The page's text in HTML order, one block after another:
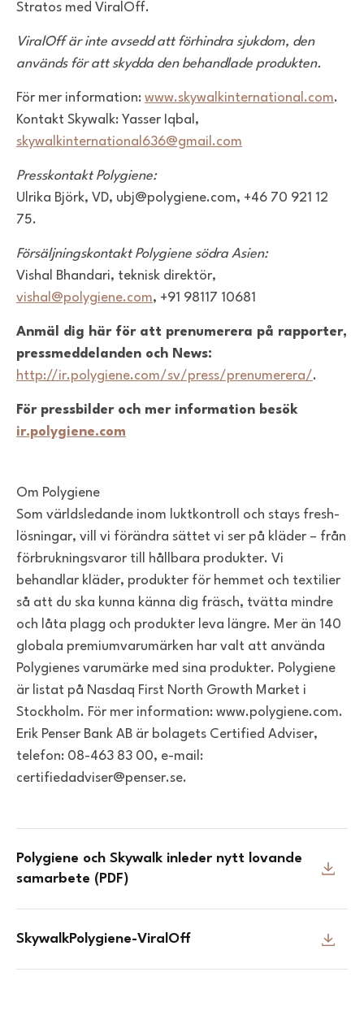
Stratos med ViralOff.
ViralOff är inte avsedd att förhindra sjukdom, den
används för att skydda den behandlade produkten.
För mer information: www.skywalkinternational.com.
Kontakt Skywalk: Yasser Iqbal,
skywalkinternational636@gmail.com
Presskontakt Polygiene:
Ulrika Björk, VD, ubj@polygiene.com, +46 70 921 12
75.
Försäljningskontakt Polygiene södra Asien:
Vishal Bhandari, teknisk direktör,
vishal@polygiene.com, +91 98117 10681
Anmäl dig här för att prenumerera på rapporter,
pressmeddelanden och News:
http://ir.polygiene.com/sv/press/prenumerera/.
För pressbilder och mer information besök
ir.polygiene.com
Om Polygiene
Som världsledande inom luktkontroll och stays fresh-
lösningar, vill vi förändra sättet vi ser på kläder – från
förbrukningsvaror till hållbara produkter. Vi
behandlar kläder, produkter för hemmet och textilier
så att du ska kunna känna dig fräsch, tvätta mindre
och låta plagg och produkter leva längre. Mer än 140
globala premiumvarumärken har valt att använda
Polygienes varumärke med sina produkter. Polygiene
är listat på Nasdaq First North Growth Market i
Stockholm. För mer information: www.polygiene.com.
Erik Penser Bank AB är bolagets Certified Adviser,
telefon: 08-463 83 00, e-mail:
certifiedadviser@penser.se.
Polygiene och Skywalk inleder nytt lovande
samarbete (PDF)
SkywalkPolygiene-ViralOff